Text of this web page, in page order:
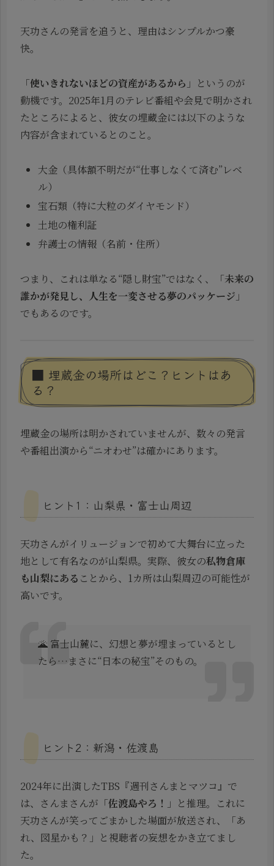
天功さんの発言を追うと、理由はシンプルかつ豪
快。
「使いきれないほどの資産があるから 」というのが
動機です。2025年1月のテレビ番組や会見で明かされ
たところによると、彼女の埋蔵金には以下のような
内容が含まれているとのこと。
大金（具体額不明だが“仕事しなくて済む”レベ
ル）
宝石類（特に大粒のダイヤモンド）
土地の権利証
弁護士の情報（名前・住所）
つまり、これは単なる“隠し財宝”ではなく、「未来の
誰かが発見し、人生を一変させる夢のパッケージ 」
でもあるのです。
■ 埋蔵金の場所はどこ？ヒントはあ
る？
埋蔵金の場所は明かされていませんが、数々の発言
や番組出演から“ニオわせ”は確かにあります。
ヒント1：山梨県・富士山周辺
天功さんがイリュージョンで初めて大舞台に立った
地として有名なのが山梨県。実際、彼女の私物倉庫
も山梨にある ことから、1カ所は山梨周辺の可能性が
高いです。
🌋 富士山麓に、幻想と夢が埋まっているとし
たら…まさに“日本の秘宝”そのもの。
ヒント2：新潟・佐渡島
2024年に出演したTBS『週刊さんまとマツコ』で
は、さんまさんが「佐渡島やろ！ 」と推理。これに
天功さんが笑ってごまかした場面が放送され、「あ
れ、図星かも？」と視聴者の妄想をかき立てまし
た。